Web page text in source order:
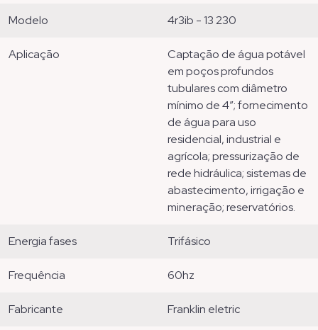
modelo 4r3ib - 13 230
aplicação
captação de água potável
em poços profundos
tubulares com diâmetro
mínimo de 4”; fornecimento
de água para uso
residencial, industrial e
agrícola; pressurização de
rede hidráulica; sistemas de
abastecimento, irrigação e
mineração; reservatórios.
energia fases trifásico
frequência 60hz
fabricante franklin eletric